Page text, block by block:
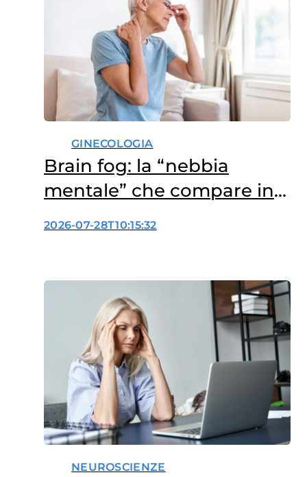
europeo sull’obesità,…
GINECOLOGIA
Brain fog: la “nebbia
mentale” che compare in
menopausa
2026-07-28T10:15:32
NEUROSCIENZE